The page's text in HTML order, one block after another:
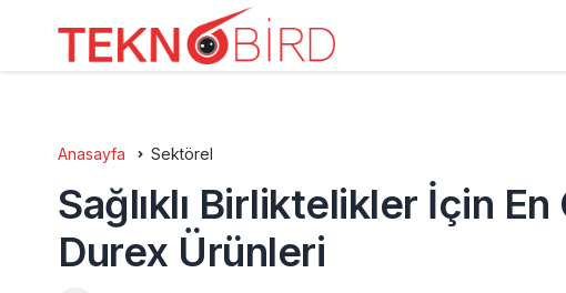
Anasayfa Sektörel
Sağlıklı Birliktelikler İçin
Durex Ürünleri